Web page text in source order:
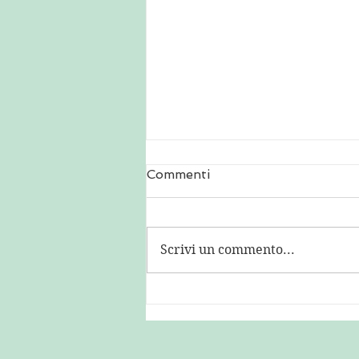
Una famiglia moderna -
Commenti
Scrivi un commento...